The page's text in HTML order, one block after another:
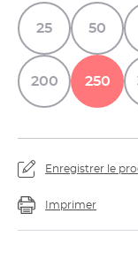
25 50
200 250
Enregistrer le
Imprimer